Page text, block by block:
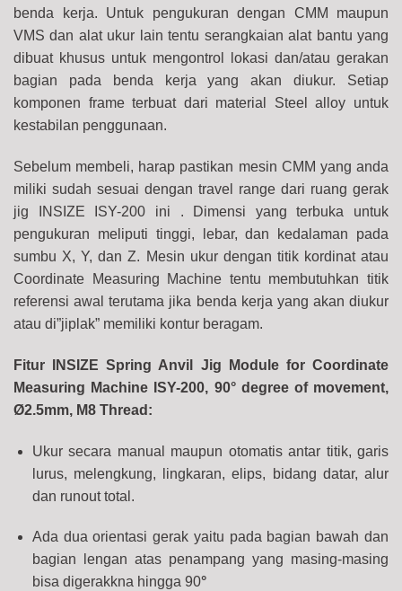
benda kerja. Untuk pengukuran dengan CMM maupun
VMS dan alat ukur lain tentu serangkaian alat bantu yang
dibuat khusus untuk mengontrol lokasi dan/atau gerakan
bagian pada benda kerja yang akan diukur. Setiap
komponen frame terbuat dari material Steel alloy untuk
kestabilan penggunaan.
Sebelum membeli, harap pastikan mesin CMM yang anda
miliki sudah sesuai dengan travel range dari ruang gerak
jig INSIZE ISY-200 ini . Dimensi yang terbuka untuk
pengukuran meliputi tinggi, lebar, dan kedalaman pada
sumbu X, Y, dan Z. Mesin ukur dengan titik kordinat atau
Coordinate Measuring Machine tentu membutuhkan titik
referensi awal terutama jika benda kerja yang akan diukur
atau di”jiplak” memiliki kontur beragam.
Fitur INSIZE Spring Anvil Jig Module for Coordinate
Measuring Machine ISY-200, 90° degree of movement,
Ø2.5mm, M8 Thread:
Ukur secara manual maupun otomatis antar titik, garis
lurus, melengkung, lingkaran, elips, bidang datar, alur
dan runout total.
Ada dua orientasi gerak yaitu pada bagian bawah dan
bagian lengan atas penampang yang masing-masing
bisa digerakkna hingga 90°